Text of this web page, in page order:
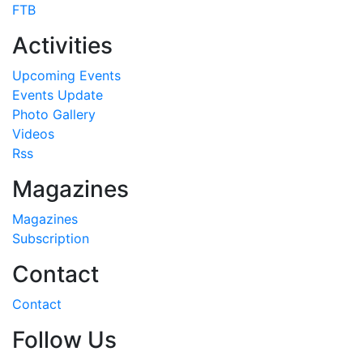
FTB
Activities
Upcoming Events
Events Update
Photo Gallery
Videos
Rss
Magazines
Magazines
Subscription
Contact
Contact
Follow Us